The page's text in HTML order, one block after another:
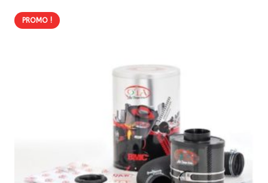
peuvent
choisies
sur
la
page
du
PROMO !